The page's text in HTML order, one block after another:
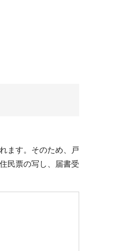
ます。そのため、戸
民票の写し、届書受